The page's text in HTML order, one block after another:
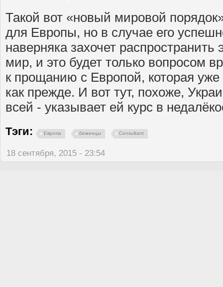
Такой вот «новый мировой
для Европы, но в случае его
наверняка захочет распространить
мир, и это будет только вопросом
к прощанию с Европой, которая уже
как прежде. И вот тут, похоже,
всей - указывает ей курс в
Тэги: Европа беженцы Consultant
18 сентября, 2015 - 23:54